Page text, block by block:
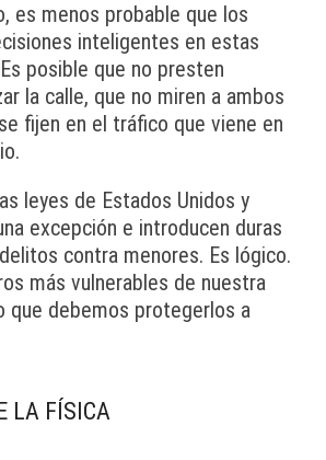
es menos probable que los
inteligentes en estas
posible que no presten
la calle, que no miren a ambos
fijen en el tráfico que viene en
leyes de Estados Unidos y
excepción e introducen duras
contra menores. Es lógico.
más vulnerables de nuestra
que debemos protegerlos a
LA FÍSICA